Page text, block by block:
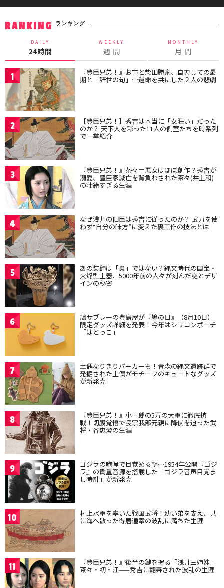
RANKING ランキング
DAILY
24時間
WEEKLY
週 間
MONTHLY
月 間
1 『豊臣兄弟！』お市と柴田勝家、自刃しての最
期と「辞世の句」…運命を共にした２人の悲劇
2 【豊臣兄弟！】秀吉は本当に「女狂い」だった
のか？ 天下人を彩った11人の側室たちを時系列
で一挙紹介
3 『豊臣兄弟！』茶々＝悪女はほぼ創作？秀吉が
溺愛、豊臣家滅亡を背負わされた茶々(井上和)
の壮絶すぎる生涯
4 なぜ浅井の旧臣は秀吉に従ったのか？ 武力を使
わず“自分の味方”に変えた裏工作の技法とは
5 あの装飾は「炎」ではない？縄文時代の国宝・
火焔型土器、5000年前の人々が刻んだ謎とデザ
インの秘密
6 鳩サブレーの豊島屋が『鳩の日』（8月10日）
限定グッズ詳細を発表！今年はシリコンポーチ
「はとっこ」
7 土偶なりきりパーカーも！青森の縄文遺跡群で
発掘された土偶がモチーフのキュートなグッズ
が新発売
8 『豊臣兄弟！』小一郎の5万の大軍に徹底抗
戦！切腹覚悟で長宗我部元親に降伏を迫った武
将・谷忠澄の生涯
9 ゴジラの咆哮で目覚める朝…1954年公開『ゴジ
ラ』の貴重音源を搭載した「ゴジラ音声目覚ま
し時計」が新発売
10 村上水軍を率いた戦国武将！幼い弟を支え、共
に海へ散った得居通幸の波乱に満ちた生涯
11 『豊臣兄弟！』後半の鍵を握る「浅井三姉妹」
茶々・初・江——秀吉に翻弄された波乱の生涯